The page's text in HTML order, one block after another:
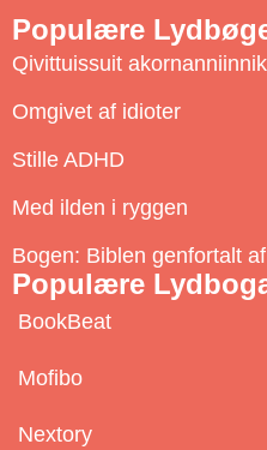
Populære
Qivittuissuit
Omgivet af idioter
Stille ADHD
Med ilden i ryggen
Bogen: Biblen genfortalt
Populære
BookBeat
Mofibo
Nextory